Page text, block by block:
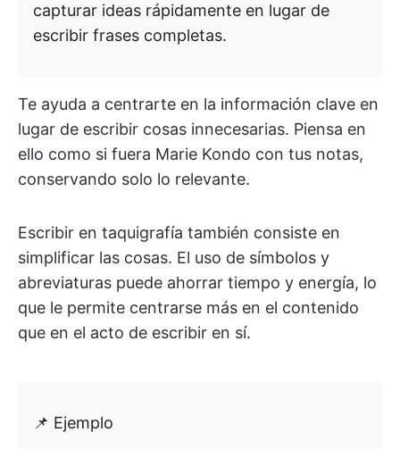
capturar ideas rápidamente en lugar de
escribir frases completas.
Te ayuda a centrarte en la información clave en
lugar de escribir cosas innecesarias. Piensa en
ello como si fuera Marie Kondo con tus notas,
conservando solo lo relevante.
Escribir en taquigrafía también consiste en
simplificar las cosas. El uso de símbolos y
abreviaturas puede ahorrar tiempo y energía, lo
que le permite centrarse más en el contenido
que en el acto de escribir en sí.
📌 Ejemplo